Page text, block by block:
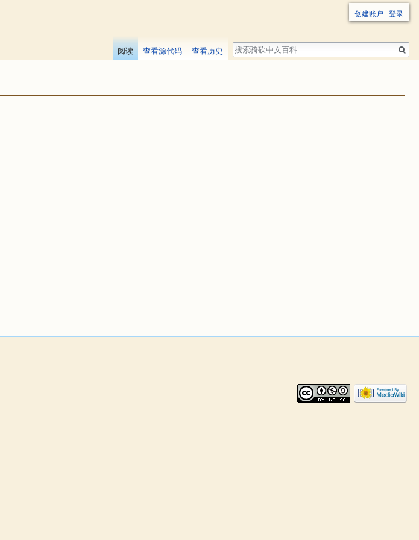
创建账户 登录
阅读 查看源代码 查看历史
搜
索